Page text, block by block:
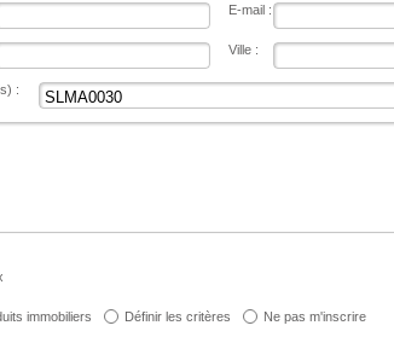
E-mail :
Ville :
:
immobiliers Définir les critères Ne pas m'inscrire